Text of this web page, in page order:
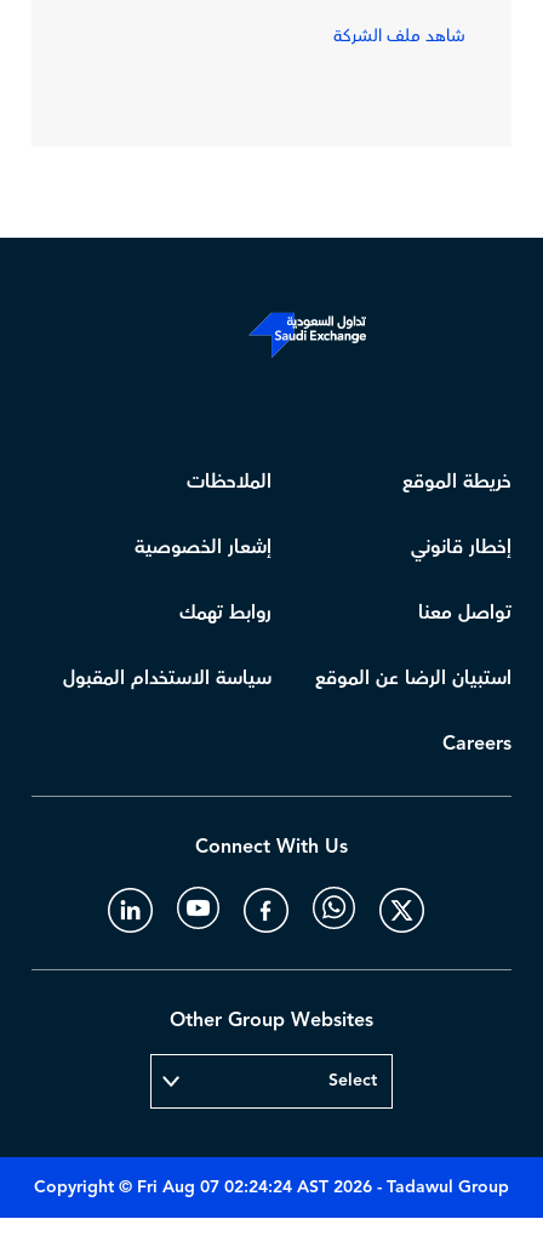
شاهد ملف الشركة
خريطة الموقع الملاحظات
إخطار قانوني إشعار الخصوصية
تواصل معنا روابط تهمك
استبيان الرضا عن الموقع سياسة الاستخدام المقبول
Careers
Connect With Us
Other Group Websites
Copyright © Fri Aug 07 02:24:24 AST 2026 - Tadawul Group